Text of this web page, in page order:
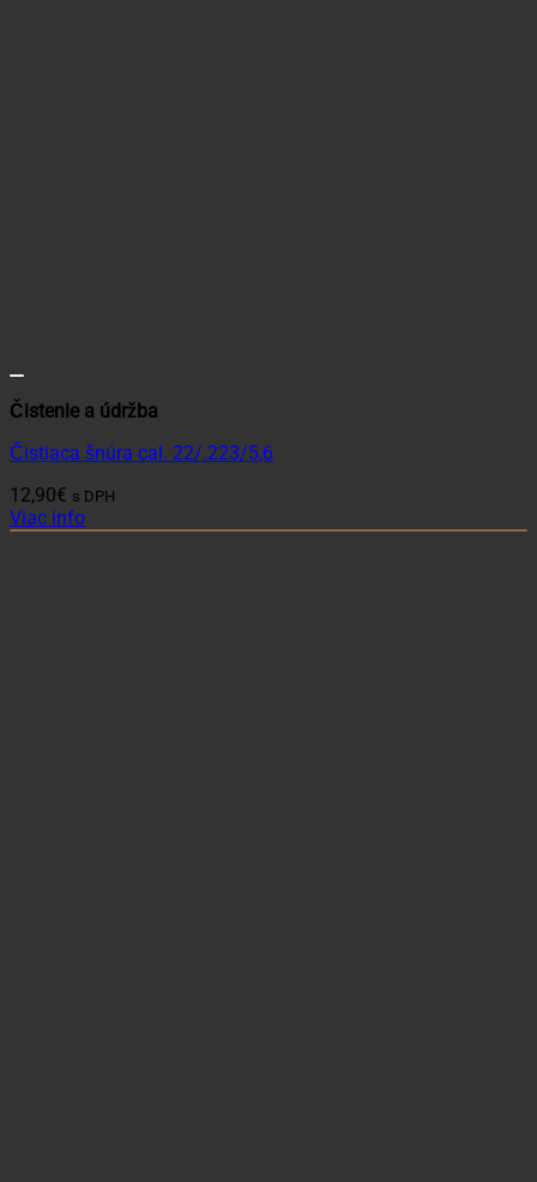
Čistenie a údržba
Čistiaca šnúra cal. 22/.223/5,6
12,90€ s DPH
Viac info